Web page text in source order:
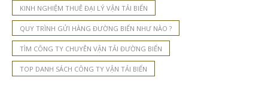
KINH NGHIỆM THUÊ ĐẠI LÝ VẬN TẢI BIỂN
QUY TRÌNH GỬI HÀNG ĐƯỜNG BIỂN NHƯ NÀO ?
TÌM CÔNG TY CHUYÊN VẬN TẢI ĐƯỜNG BIỂN
TOP DANH SÁCH CÔNG TY VẬN TẢI BIỂN